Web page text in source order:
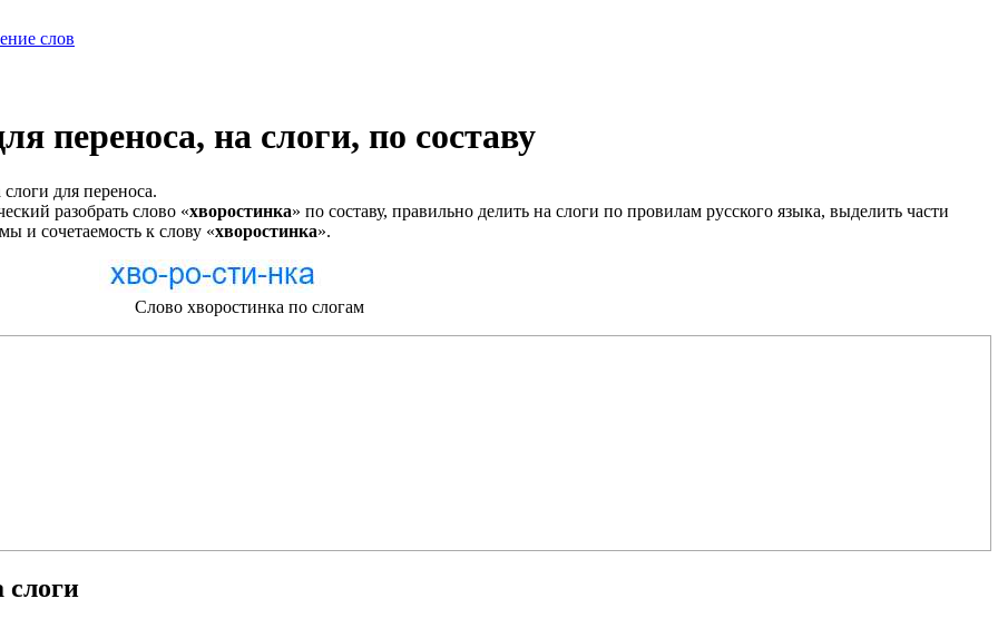
слов
переноса, на слоги, по составу
для переноса.
разобрать слово «хворостинка» по составу, правильно делить на слоги по провилам русского языка, выделить части
и сочетаемость к слову «хворостинка».
Слово хворостинка по слогам
слоги